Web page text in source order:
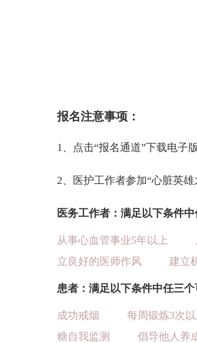
报名注意事项：
1、点击“报名通道”下载电子
2、医护工作者参加“心脏英
医务工作者：满足以下条件
从事心血管事业5年以上
立良好的医师作风
建立
患者：满足以下条件中任三
成功戒烟 每周锻炼3次
糖自我监测
倡导他人养